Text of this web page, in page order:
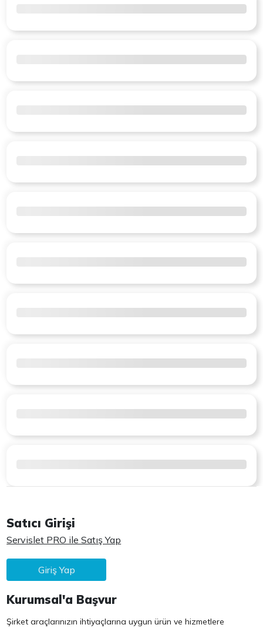
Satıcı Girişi
Servislet PRO ile Satış Yap
Giriş Yap
Kurumsal'a Başvur
Şirket araçlarınızın ihtiyaçlarına uygun ürün ve hizmetlere